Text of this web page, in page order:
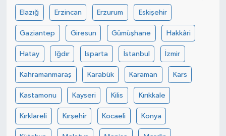
Elazığ Erzincan Erzurum Eskişehir
Gaziantep Giresun Gümüşhane Hakkâri
Hatay Iğdır Isparta İstanbul İzmir
Kahramanmaraş Karabük Karaman Kars
Kastamonu Kayseri Kilis Kırıkkale
Kırklareli Kırşehir Kocaeli Konya